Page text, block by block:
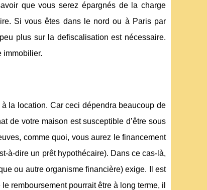
que vous serez épargnés de la charge
Si vous êtes dans le nord ou à Paris par
plus sur la defiscalisation est nécessaire.
immobilier.
la location. Car ceci dépendra beaucoup de
de votre maison est susceptible d’être sous
comme quoi, vous aurez le financement
à-dire un prêt hypothécaire). Dans ce cas-là,
ou autre organisme financière) exige. Il est
remboursement pourrait être à long terme, il